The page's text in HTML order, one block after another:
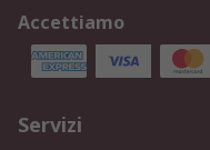
Accettiamo
Servizi